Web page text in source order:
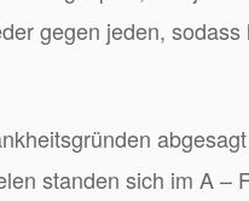
gegen jeden,
standen sich im A –